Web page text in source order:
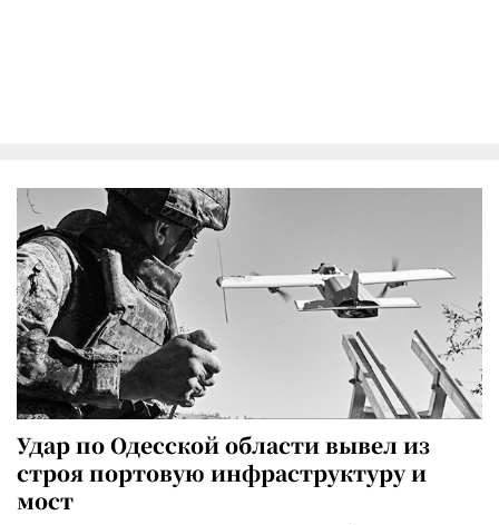
Удар по Одесской области вывел из
строя портовую инфраструктуру и
мост